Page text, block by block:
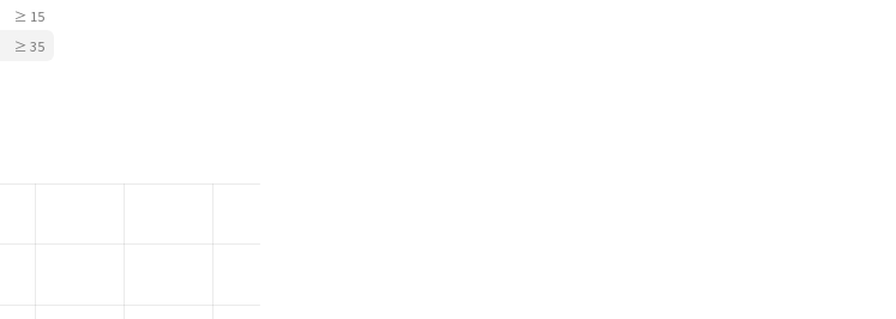
≥ 15
≥ 35